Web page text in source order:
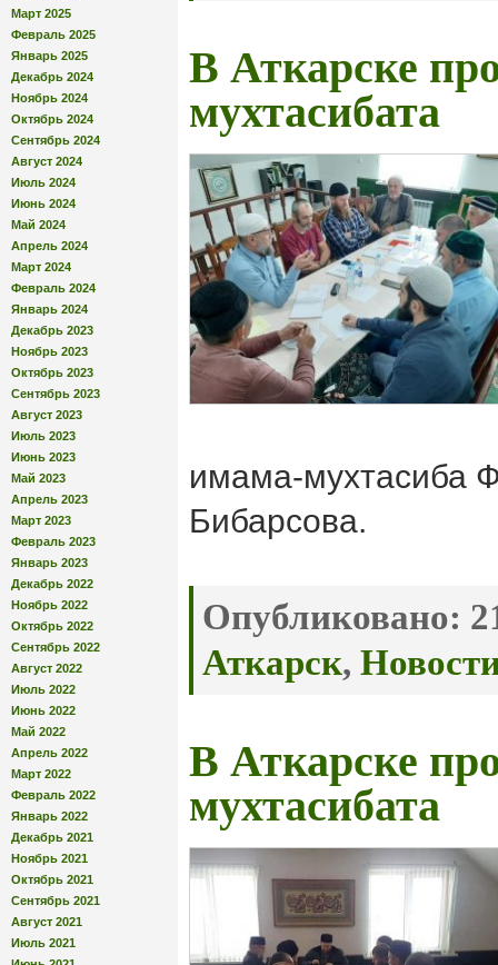
Март 2025
Февраль 2025
Январь 2025
Декабрь 2024
Ноябрь 2024
Октябрь 2024
Сентябрь 2024
Август 2024
Июль 2024
Июнь 2024
Май 2024
Апрель 2024
Март 2024
Февраль 2024
Январь 2024
Декабрь 2023
Ноябрь 2023
Октябрь 2023
Сентябрь 2023
Август 2023
Июль 2023
Июнь 2023
Май 2023
Апрель 2023
Март 2023
Февраль 2023
Январь 2023
Декабрь 2022
Ноябрь 2022
Октябрь 2022
Сентябрь 2022
Август 2022
Июль 2022
Июнь 2022
Май 2022
Апрель 2022
Март 2022
Февраль 2022
Январь 2022
Декабрь 2021
Ноябрь 2021
Октябрь 2021
Сентябрь 2021
Август 2021
Июль 2021
В Аткарске
мухтасибата
имама-мухтасиба
Бибарсова.
Опубликовано:
Аткарск,
В Аткарске
мухтасибата